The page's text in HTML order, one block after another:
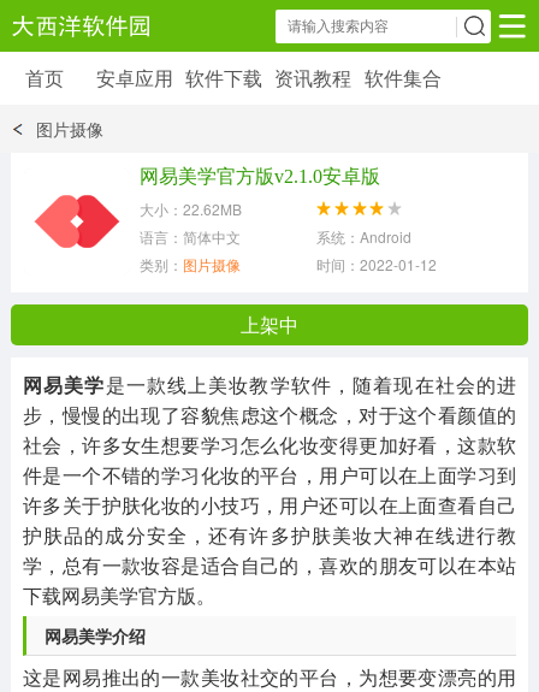
安卓应用 软件下载 资讯教程
6179 款应用
39 款应用
首页 安卓应用 软件下载 资讯教程 软件集合
图片摄像
网易美学官方版v2.1.0安卓版
大小：22.62MB
语言：简体中文
系统：Android
类别： 图片摄像 时间：2022-01-12 11:55:26
上架中
网易美学是一款线上美妆教学软件，随着现在社会的进
步，慢慢的出现了容貌焦虑这个概念，对于这个看颜值的
社会，许多女生想要学习怎么化妆变得更加好看，这款软
件是一个不错的学习化妆的平台，用户可以在上面学习到
许多关于护肤化妆的小技巧，用户还可以在上面查看自己
护肤品的成分安全，还有许多护肤美妆大神在线进行教
学，总有一款妆容是适合自己的，喜欢的朋友可以在本站
下载网易美学官方版。
网易美学介绍
这是网易推出的一款美妆社交的平台，为想要变漂亮的用